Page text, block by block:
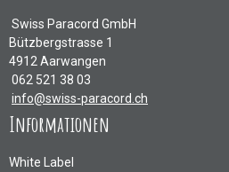
Swiss Paracord GmbH
Bützbergstrasse 1
4912 Aarwangen
062 521 38 03
info@swiss-paracord.ch
Informationen
White Label